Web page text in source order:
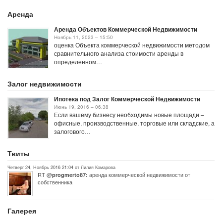
Аренда
Аренда Объектов Коммерческой Недвижимости
Ноябрь 11, 2023 – 15:50
оценка Объекта коммерческой недвижимости методом
сравнительного анализа стоимости аренды в
определенном…
Залог недвижимости
Ипотека под Залог Коммерческой Недвижимости
Июнь 19, 2016 – 06:38
Если вашему бизнесу необходимы новые площади –
офисные, производственные, торговые или складские, а
залогового…
Твиты
Четверг 24, Ноябрь 2016 21:04 от Лилия Комарова
RT @progmerto87: аренда коммерческой недвижимости от
собственника
Галерея